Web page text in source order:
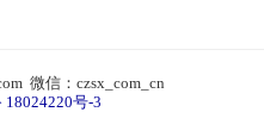
微信：czsx_com_cn
18024220号-3